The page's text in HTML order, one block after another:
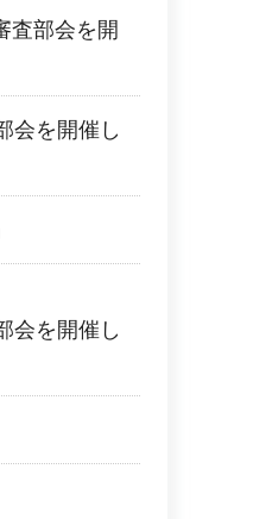
部会を開
会を開催し
会を開催し